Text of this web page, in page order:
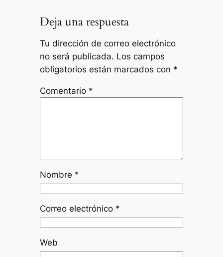
Deja una respuesta
Tu dirección de correo electrónico
no será publicada. Los campos
obligatorios están marcados con *
Comentario *
Nombre *
Correo electrónico *
Web